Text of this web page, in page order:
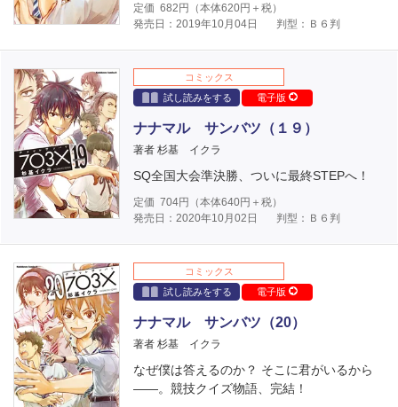
定価 682 円（本体620円＋税）
発売日：2019年10月04日
判型：Ｂ６判
コミックス
試し読みをする
電子版
ナナマル サンバツ（１９）
著者 杉基 イクラ
SQ全国大会準決勝、ついに最終STEPへ！
定価 704円（本体640円＋税）
発売日：2020年10月02日
判型：Ｂ６判
コミックス
試し読みをする
電子版
ナナマル サンバツ（20）
著者 杉基 イクラ
なぜ僕は答えるのか？ そこに君がいるから
――。競技クイズ物語、完結！